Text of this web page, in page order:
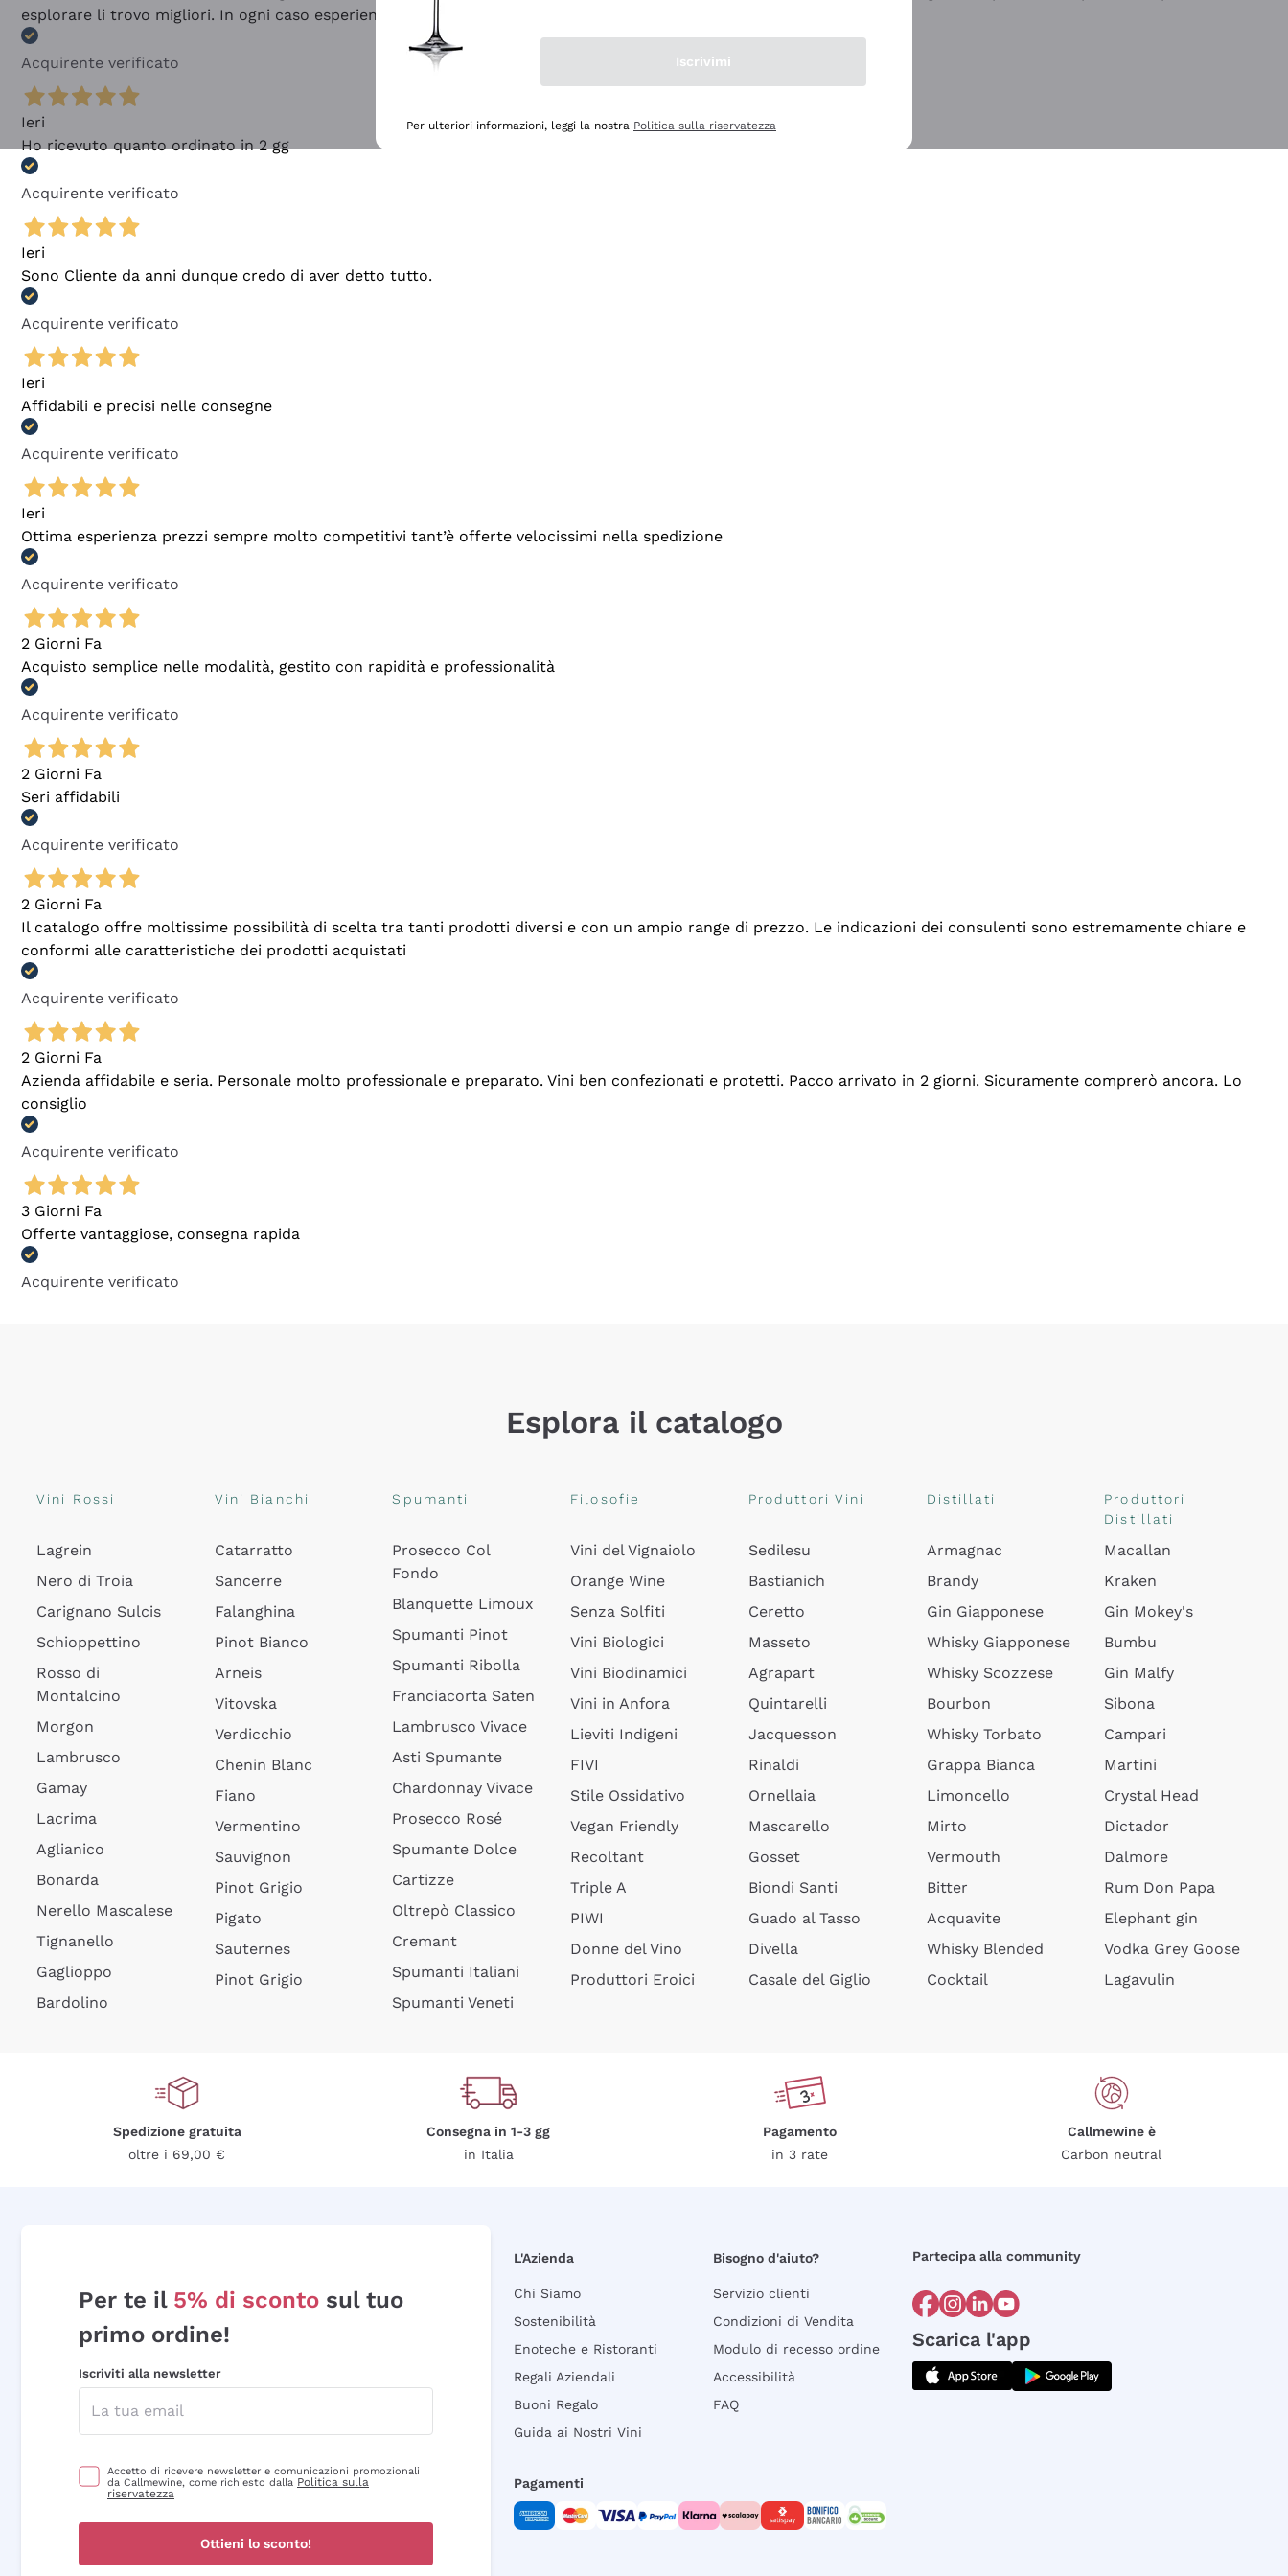
esplorare li trovo migliori. In ogni caso esperienza buona e lo consiglio! 👍
Acquirente verificato
Ieri
Ho ricevuto quanto ordinato in 2 gg
Acquirente verificato
Ieri
Sono Cliente da anni dunque credo di aver detto tutto.
Acquirente verificato
Ieri
Affidabili e precisi nelle consegne
Acquirente verificato
Ieri
Ottima esperienza prezzi sempre molto competitivi tant’è offerte velocissimi nella spedizione
Acquirente verificato
2 Giorni Fa
Acquisto semplice nelle modalità, gestito con rapidità e professionalità
Acquirente verificato
2 Giorni Fa
Seri affidabili
Acquirente verificato
2 Giorni Fa
Il catalogo offre moltissime possibilità di scelta tra tanti prodotti diversi e con un ampio range di prezzo. Le indicazioni dei consulenti sono estremamente chiare e
conformi alle caratteristiche dei prodotti acquistati
Acquirente verificato
2 Giorni Fa
Azienda affidabile e seria. Personale molto professionale e preparato. Vini ben confezionati e protetti. Pacco arrivato in 2 giorni. Sicuramente comprerò ancora. Lo
consiglio
Acquirente verificato
3 Giorni Fa
Offerte vantaggiose, consegna rapida
Acquirente verificato
Esplora il catalogo
Vini Rossi
Lagrein
Nero di Troia
Carignano Sulcis
Schioppettino
Rosso di
Montalcino
Morgon
Lambrusco
Gamay
Lacrima
Aglianico
Bonarda
Nerello Mascalese
Tignanello
Gaglioppo
Bardolino
Vini Bianchi
Catarratto
Sancerre
Falanghina
Pinot Bianco
Arneis
Vitovska
Verdicchio
Chenin Blanc
Fiano
Vermentino
Sauvignon
Pinot Grigio
Pigato
Sauternes
Pinot Grigio
Spumanti
Prosecco Col
Fondo
Blanquette Limoux
Spumanti Pinot
Spumanti Ribolla
Franciacorta Saten
Lambrusco Vivace
Asti Spumante
Chardonnay Vivace
Prosecco Rosé
Spumante Dolce
Cartizze
Oltrepò Classico
Cremant
Spumanti Italiani
Spumanti Veneti
Filosofie
Vini del Vignaiolo
Orange Wine
Senza Solfiti
Vini Biologici
Vini Biodinamici
Vini in Anfora
Lieviti Indigeni
FIVI
Stile Ossidativo
Vegan Friendly
Recoltant
Triple A
PIWI
Donne del Vino
Produttori Eroici
Produttori Vini
Sedilesu
Bastianich
Ceretto
Masseto
Agrapart
Quintarelli
Jacquesson
Rinaldi
Ornellaia
Mascarello
Gosset
Biondi Santi
Guado al Tasso
Divella
Casale del Giglio
Distillati
Armagnac
Brandy
Gin Giapponese
Whisky Giapponese
Whisky Scozzese
Bourbon
Whisky Torbato
Grappa Bianca
Limoncello
Mirto
Vermouth
Bitter
Acquavite
Whisky Blended
Cocktail
Produttori
Distillati
Macallan
Kraken
Gin Mokey's
Bumbu
Gin Malfy
Sibona
Campari
Martini
Crystal Head
Dictador
Dalmore
Rum Don Papa
Elephant gin
Vodka Grey Goose
Lagavulin
Spedizione gratuita
oltre i 69,00 €
Consegna in 1-3 gg
in Italia
Pagamento
in 3 rate
Callmewine è
Carbon neutral
Per te il 5% di sconto sul tuo
primo ordine!
Iscriviti alla newsletter
Accetto di ricevere newsletter e comunicazioni promozionali
da Callmewine, come richiesto dalla Politica sulla
riservatezza
Ottieni lo sconto!
L'Azienda
Chi Siamo
Sostenibilità
Enoteche e Ristoranti
Regali Aziendali
Buoni Regalo
Guida ai Nostri Vini
Bisogno d'aiuto?
Servizio clienti
Condizioni di Vendita
Modulo di recesso ordine
Accessibilità
FAQ
Partecipa alla community
Scarica l'app
Pagamenti
Iscrivimi
Per ulteriori informazioni, leggi la nostra Politica sulla riservatezza